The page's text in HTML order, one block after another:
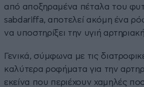
από αποξηραμένα πέταλα του
sabdariffa, αποτελεί ακόμη ένα
να υποστηρίξει την υγιή
Γενικά, σύμφωνα με τις
καλύτερα ροφήματα για την
εκείνα που περιέχουν χαμηλές